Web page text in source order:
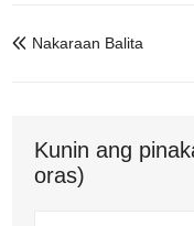
 Nakaraan Balita
Kunin ang
oras)